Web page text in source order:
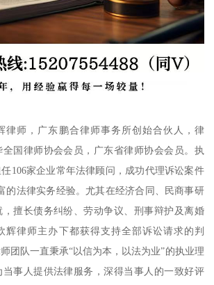
律师，广东鹏合律师事务所创始合伙人，律
国律师协会会员，广东省律师协会会员。执
106家企业常年法律顾问，成功代理诉讼案件
的法律实务经验。尤其在经济合同、民商事研
擅长债务纠纷、劳动争议、刑事辩护及离婚
辉律师主办下都获得支持全部诉讼请求的判
团队一直秉承“以信为本，以法为业”的执业理
事人提供法律服务，深得当事人的一致好评